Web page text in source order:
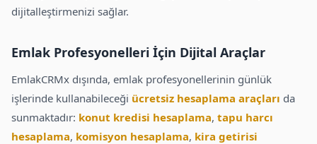
dijitalleştirmenizi sağlar.
Emlak Profesyonelleri İçin Dijital Araçlar
EmlakCRMx dışında, emlak profesyonellerinin günlük
işlerinde kullanabileceği ücretsiz hesaplama araçları da
sunmaktadır: konut kredisi hesaplama, tapu harcı
hesaplama, komisyon hesaplama, kira getirisi